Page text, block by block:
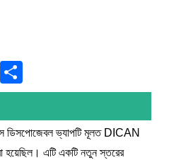
LinkedIn
ভ্যাপটি মূলত DICAN
হয়েছিল। এটি একটি নতুন স্তরের